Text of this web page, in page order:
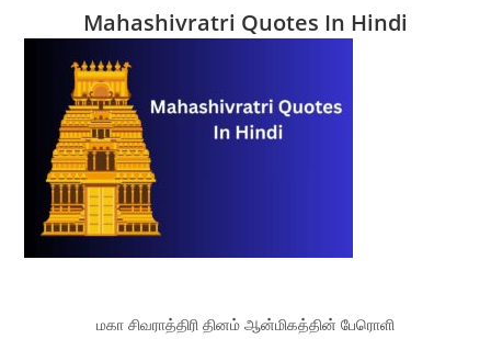
Mahashivratri Quotes In Hindi
மகா சிவராத்திரி தினம் ஆன்மிகத்தின் பேரொளி